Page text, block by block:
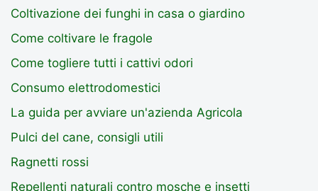
Coltivazione dei funghi in casa o giardino
Come coltivare le fragole
Come togliere tutti i cattivi odori
Consumo elettrodomestici
La guida per avviare un'azienda Agricola
Pulci del cane, consigli utili
Ragnetti rossi
Repellenti naturali contro mosche e insetti